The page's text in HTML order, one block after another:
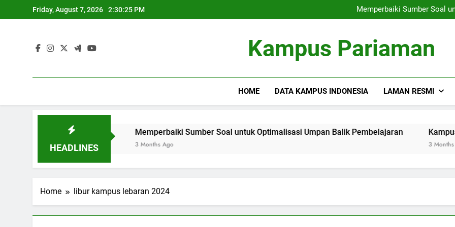
to
Friday, August 7, 2026 2:30:25 PM
Memperbaiki Sumber Soal
Memperbaiki Sumber Soal
Kampus Pariaman
HOME DATA KAMPUS INDONESIA LAMAN RESMI
HEADLINES
Universitas Global Memperbaiki Sumber Soal untuk Optimalisasi Umpan Balik Pembelajaran
3 Months Ago
Kampus
3 Months Ago
Home libur kampus lebaran 2024